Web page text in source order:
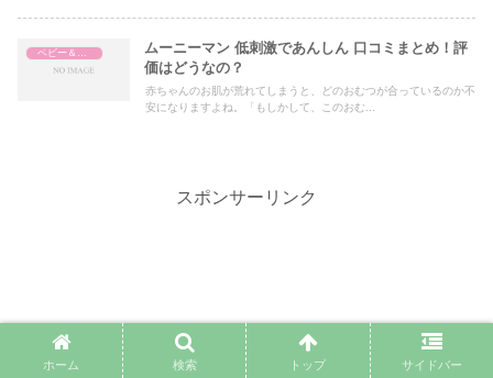
ベビー＆マタニティ
ムーニーマン 低刺激であんしん 口コミまとめ！評
価はどうなの？
赤ちゃんのお肌が荒れてしまうと、どのおむつが合っているのか不
安になりますよね。「もしかして、このおむ...
スポンサーリンク
ホーム 検索 トップ サイドバー